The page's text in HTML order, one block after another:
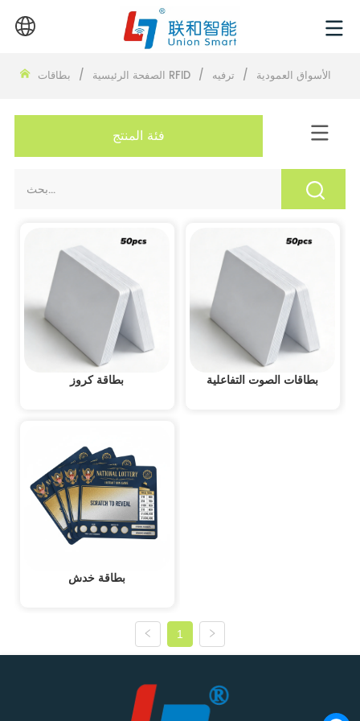
الصفحة الرئيسية / بطاقات RFID / الأسواق العمودية / ترفيه
فئة المنتج
بطاقة كروز بطاقات الصوت التفاعلية
بطاقة خدش
1